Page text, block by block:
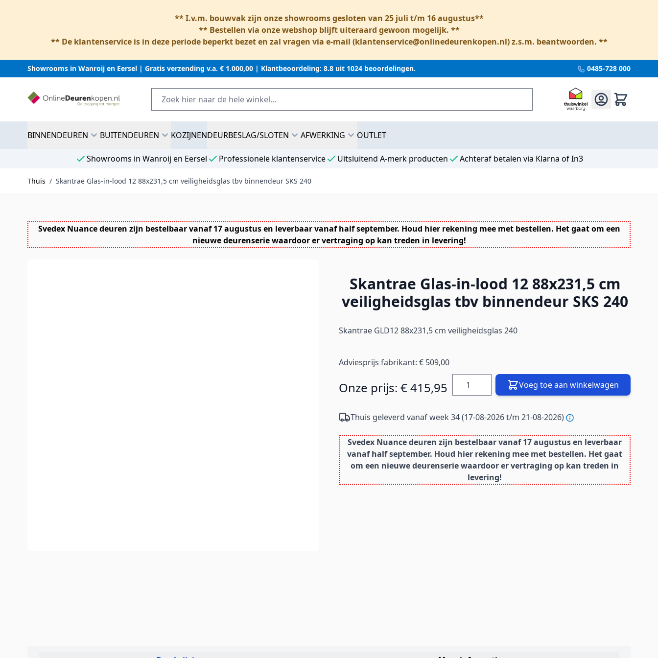
** I.v.m. bouwvak zijn onze showrooms gesloten van 25 juli t/m 16 augustus**
** Bestellen via onze webshop blijft uiteraard gewoon mogelijk. **
** De klantenservice is in deze periode beperkt bezet en zal vragen via e-mail (klantenservice@onlinedeurenkopen.nl) z.s.m. beantwoorden. **
Showrooms in Wanroij en Eersel | Gratis verzending v.a. € 1.000,00 | Klantbeoordeling: 8.8 uit 1024 beoordelingen. 0485-728 000
BINNENDEUREN BUITENDEUREN KOZIJNENDEURBESLAG/SLOTEN AFWERKING OUTLET
Showrooms in Wanroij en Eersel Professionele klantenservice Uitsluitend A-merk producten Achteraf betalen via Klarna of In3
Thuis / Skantrae Glas-in-lood 12 88x231,5 cm veiligheidsglas tbv binnendeur SKS 240
Svedex Nuance deuren zijn bestelbaar vanaf 17 augustus en leverbaar vanaf half september. Houd hier rekening mee met bestellen. Het gaat om een
nieuwe deurenserie waardoor er vertraging op kan treden in levering!
Skantrae Glas-in-lood 12 88x231,5 cm
veiligheidsglas tbv binnendeur SKS 240
Skantrae GLD12 88x231,5 cm veiligheidsglas 240
Adviesprijs fabrikant: € 509,00
Onze prijs: € 415,95 Hoeveelheid Voeg toe aan winkelwagen
Thuis geleverd vanaf week 34 (17-08-2026 t/m 21-08-2026)
Svedex Nuance deuren zijn bestelbaar vanaf 17 augustus en leverbaar
vanaf half september. Houd hier rekening mee met bestellen. Het gaat
om een nieuwe deurenserie waardoor er vertraging op kan treden in
levering!